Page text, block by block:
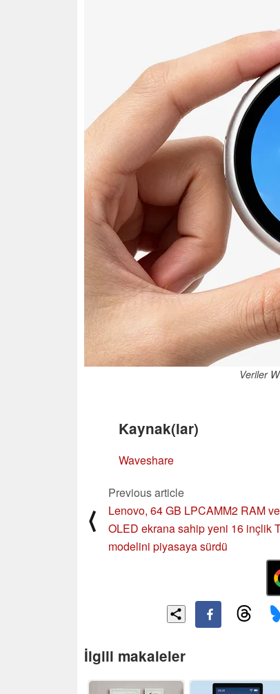
Veriler
Kaynak(lar)
Waveshare
⟨
Previous article
Lenovo, 64 GB LPCAMM2 RAM
OLED ekrana sahip yeni 16 inçlik
modelini piyasaya sürdü
İlgili makaleler